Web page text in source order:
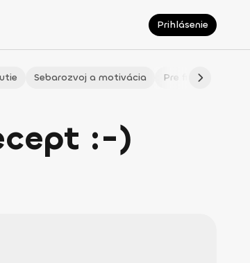
Prihlásenie
Sebarozvoj a motivácia Pre fitmaminky
:-)